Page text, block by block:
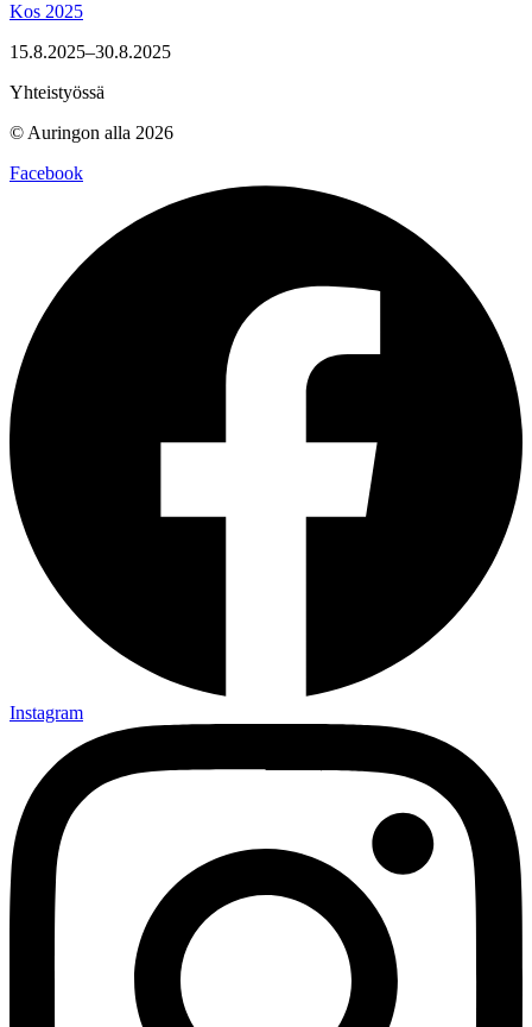
Kos 2025
15.8.2025–30.8.2025
Yhteistyössä
© Auringon alla 2026
Facebook
Instagram